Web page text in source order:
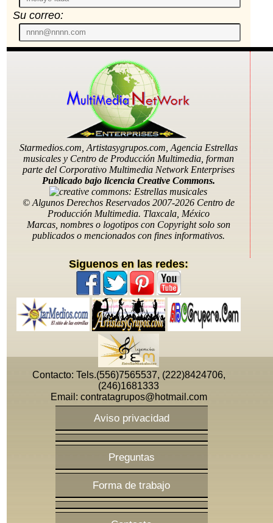
Telefonos: (556)7565537, (222)8424706, (246)1681333,
(551)0153936, (951)633 5190
Email: contratagrupos@hotmail.com
Su correo:
Starmedios.com, Artistasygrupos.com, Agencia Estrellas
musicales y Centro de Producción Multimedia, forman
parte del Corporativo Multimedia Network Enterprises
Publicado bajo licencia Creative Commons.
© Algunos Derechos Reservados 2007-2026 Centro de
Producción Multimedia. Tlaxcala, México
Marcas, nombres o logotipos con Copyright solo son
publicados o mencionados con fines informativos.
Siguenos en las redes:
Contacto: Tels.(556)7565537, (222)8424706,
(246)1681333
Email: contratagrupos@hotmail.com
Aviso privacidad
Preguntas
Forma de trabajo